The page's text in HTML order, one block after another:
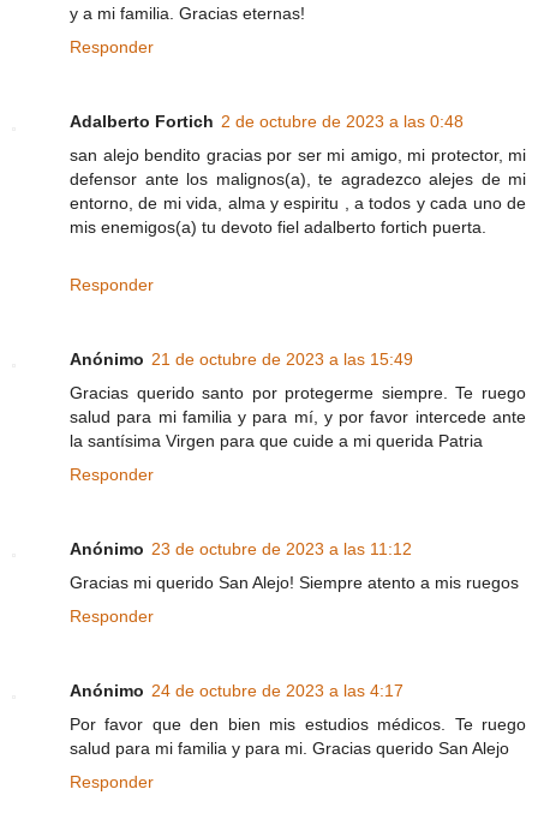
y a mi familia. Gracias eternas!
Responder
Adalberto Fortich 2 de octubre de 2023 a las 0:48
san alejo bendito gracias por ser mi amigo, mi protector, mi
defensor ante los malignos(a), te agradezco alejes de mi
entorno, de mi vida, alma y espiritu , a todos y cada uno de
mis enemigos(a) tu devoto fiel adalberto fortich puerta.
Responder
Anónimo 21 de octubre de 2023 a las 15:49
Gracias querido santo por protegerme siempre. Te ruego
salud para mi familia y para mí, y por favor intercede ante
la santísima Virgen para que cuide a mi querida Patria
Responder
Anónimo 23 de octubre de 2023 a las 11:12
Gracias mi querido San Alejo! Siempre atento a mis ruegos
Responder
Anónimo 24 de octubre de 2023 a las 4:17
Por favor que den bien mis estudios médicos. Te ruego
salud para mi familia y para mi. Gracias querido San Alejo
Responder